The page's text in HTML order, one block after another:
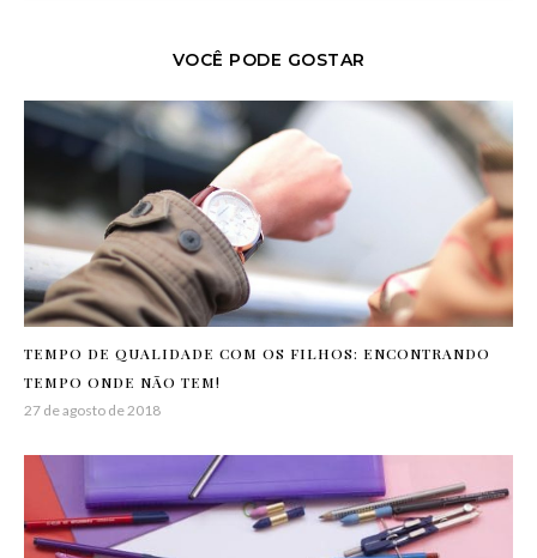
VOCÊ PODE GOSTAR
TEMPO DE QUALIDADE COM OS FILHOS: ENCONTRANDO
TEMPO ONDE NÃO TEM!
27 de agosto de 2018